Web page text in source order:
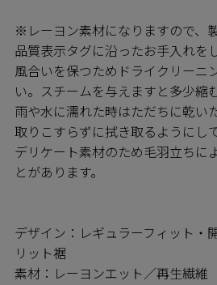
※レーヨン素材になりますので、
品質表示タグに沿ったお手入れを
風合いを保つためドライクリーニ
い。スチームを与えますと多少縮
雨や水に濡れた時はただちに乾い
取りこすらずに拭き取るようにし
デリケート素材のため毛羽立ちに
とがあります。
デザイン：レギュラーフィット・
リット裾
素材：レーヨンエット／再生繊維